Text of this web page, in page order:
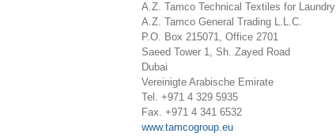
A.Z. Tamco Technical Textiles for Laundry
A.Z. Tamco General Trading L.L.C.
P.O. Box 215071, Office 2701
Saeed Tower 1, Sh. Zayed Road
Dubai
Vereinigte Arabische Emirate
Tel. +971 4 329 5935
Fax. +971 4 341 6532
www.tamcogroup.eu